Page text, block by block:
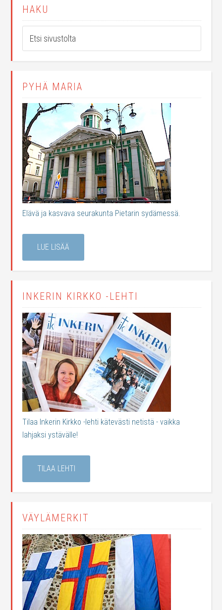
HAKU
PYHÄ MARIA
Elävä ja kasvava seurakunta Pietarin sydämessä.
LUE LISÄÄ
INKERIN KIRKKO -LEHTI
Tilaa Inkerin Kirkko -lehti kätevästi netistä - vaikka
lahjaksi ystävälle!
TILAA LEHTI
VÄYLÄMERKIT